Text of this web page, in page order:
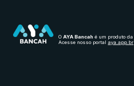
O AYA Bancah é um produto da
Acesse nosso portal aya.app.br